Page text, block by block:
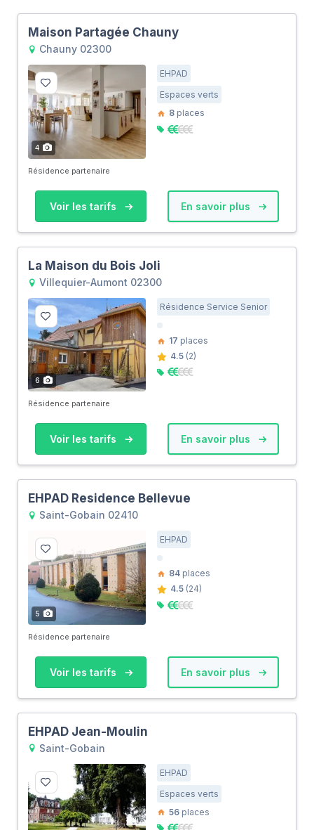
Maison Partagée Chauny
Chauny 02300
4
EHPAD
Espaces verts
8 places
Résidence partenaire
Voir les tarifs En savoir plus
La Maison du Bois Joli
Villequier-Aumont 02300
6
Résidence Service Senior
17 places
4.5 (2)
Résidence partenaire
Voir les tarifs En savoir plus
EHPAD Residence Bellevue
Saint-Gobain 02410
5
EHPAD
84 places
4.5 (24)
Résidence partenaire
Voir les tarifs En savoir plus
EHPAD Jean-Moulin
Saint-Gobain
EHPAD
Espaces verts
56 places